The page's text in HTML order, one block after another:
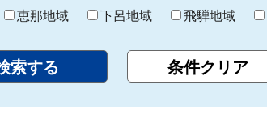
恵那地域 下呂地域 飛騨地域